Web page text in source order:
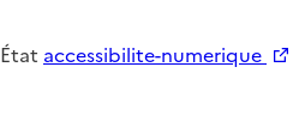
accessibilite-numerique